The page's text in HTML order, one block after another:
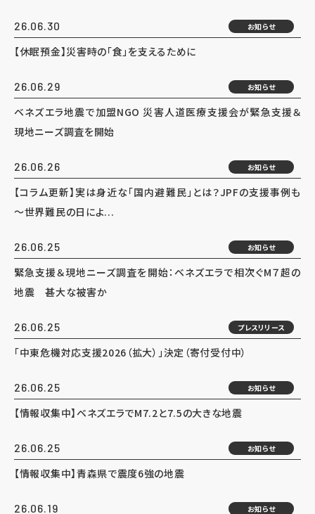
26.06.30 お知らせ
【休眠預金】災害時の「食」を支えるために
26.06.29 お知らせ
ベネズエラ地震で加盟NGO 災害人道医療支援会が緊急支援＆
現地ニーズ調査を開始
26.06.26 お知らせ
【コラム更新】実は身近な「国内避難民」とは？JPFの支援事例も
～世界難民の日によ...
26.06.25 お知らせ
緊急支援＆現地ニーズ調査を開始：ベネズエラで相次ぐM７超の
地震 甚大な被害か
26.06.25 プレスリリース
「中東危機対応支援2026（拡大）」決定（寄付受付中）
26.06.25 お知らせ
【情報収集中】ベネズエラでM7.2と7.5の大きな地震
26.06.25 お知らせ
【情報収集中】青森県で震度6強の地震
26.06.19 お知らせ